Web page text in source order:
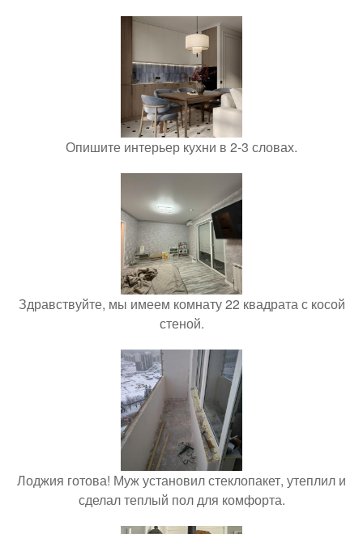
Опишите интерьер кухни в 2-3 словах.
Здравствуйте, мы имеем комнату 22 квадрата с косой
стеной.
Лоджия готова! Муж установил стеклопакет, утеплил и
сделал теплый пол для комфорта.